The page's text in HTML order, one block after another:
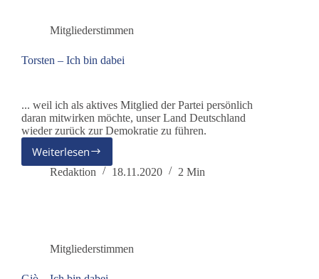
Mitgliederstimmen
Torsten – Ich bin dabei
... weil ich als aktives Mitglied der Partei persönlich
daran mitwirken möchte, unser Land Deutschland
wieder zurück zur Demokratie zu führen.
Weiterlesen
Torsten
–
Redaktion 18.11.2020 2 Min
Mitgliederstimmen